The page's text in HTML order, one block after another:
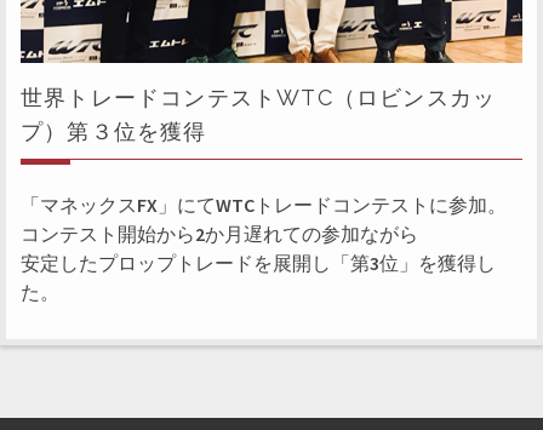
世界トレードコンテストWTC（ロビンスカッ
プ）第３位を獲得
「マネックスFX」にてWTCトレードコンテストに参加。
コンテスト開始から2か月遅れての参加ながら
安定したプロップトレードを展開し「第3位」を獲得し
た。